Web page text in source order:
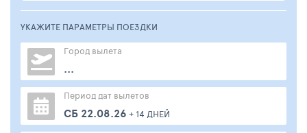
УКАЖИТЕ ПАРАМЕТРЫ ПОЕЗДКИ
Город вылета
...
Период дат вылетов
СБ 22.08.26 + 14 ДНЕЙ